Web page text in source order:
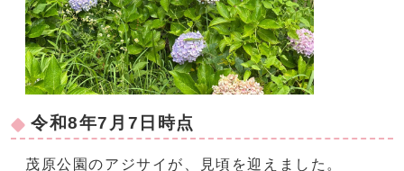
令和8年7月7日時点